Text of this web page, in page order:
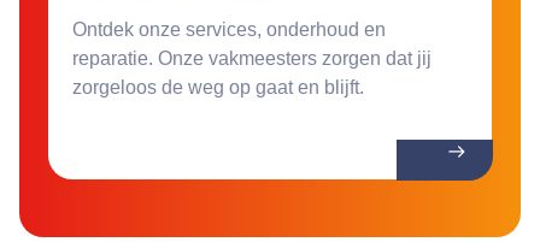
Ontdek onze services, onderhoud en
reparatie. Onze vakmeesters zorgen dat jij
zorgeloos de weg op gaat en blijft.